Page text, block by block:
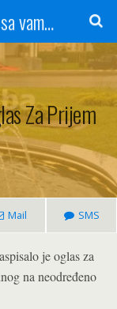
Radio Gradačac - 56 godina sa vama...
Za Prijem
Mail SMS
je oglas za
na neodređeno